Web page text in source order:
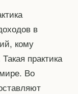
в
кому
практика
Во